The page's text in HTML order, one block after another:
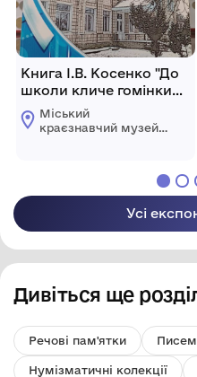
Книга І.В. Косенко "До
школи кличе гомінкий
дзвінок"
Міський
краєзнавчий музей
Усі
Дивіться ще
Речові пам'ятки
Нумізматичні колекції